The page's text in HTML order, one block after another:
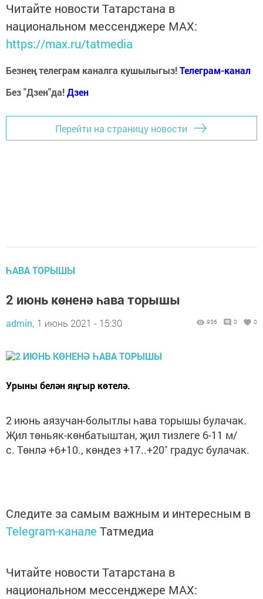
Читайте новости Татарстана в
национальном мессенджере MАХ:
https://max.ru/tatmedia
Безнең телеграм каналга кушылыгыз!Телеграм-канал
Без "Дзен"да!Дзен
Перейти на страницу новости
ҺАВА ТОРЫШЫ
2 июнь көненә һава торышы
admin, 1 июнь 2021 - 15:30 936 0 0
Урыны белән яңгыр көтелә.
2 июнь аязучан-болытлы һава торышы булачак.
Җил төньяк-көнбатыштан, җил тизлеге 6-11 м/
с. Төнлә +6+10., көндез +17..+20˚ градус булачак.
Следите за самым важным и интересным в
Telegram-канале Татмедиа
Читайте новости Татарстана в
национальном мессенджере MАХ: